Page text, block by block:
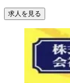
求人を見る